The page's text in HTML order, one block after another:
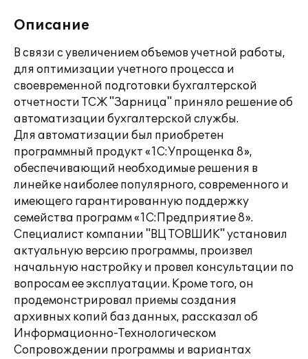
Описание
В связи с увеличением объемов учетной работы,
для оптимизации учетного процесса и
своевременной подготовки бухгалтерской
отчетности ТСЖ "Зарница" приняло решение об
автоматизации бухгалтерской службы.
Для автоматизации был приобретен
программный продукт «1С:Упрощенка 8»,
обеспечивающий необходимые решения в
линейке наиболее популярного, современного и
имеющего гарантированную поддержку
семейства программ «1С:Предприятие 8».
Специалист компании "ВЦ ТОВШИК" установил
актуальную версию программы, произвел
начальную настройку и провел консультации по
вопросам ее эксплуатации. Кроме того, он
продемонстрировал приемы создания
архивных копий баз данных, рассказал об
Информационно-Технологическом
Сопровождении программы и вариантах